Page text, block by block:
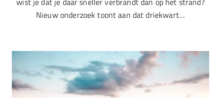
Nieuw onderzoek toont aan dat driekwart…